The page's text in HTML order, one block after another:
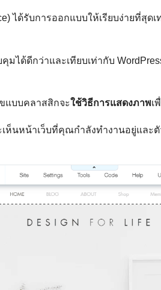
ได้รับการออกแบบให้เรียบง่ายที่สุ
ได้ดีกว่าและเทียบเท่ากับ
แบบคลาสสิกจะใช้วิธีการแสดงภาพเ
ห็นหน้าเว็บที่คุณกำลังทำงานอยู่และ